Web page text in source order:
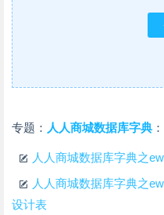
专题： 人人商城数据库字典 ：
人人商城数据库字典之
人人商城数据库字典之
设计表